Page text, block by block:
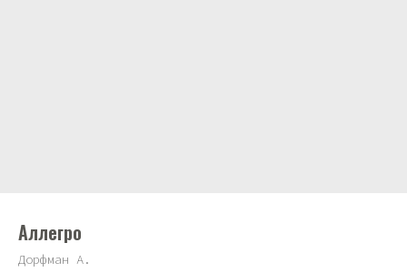
Аллегро
Дорфман А.